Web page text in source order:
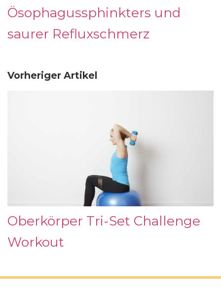
Ösophagussphinkters und
saurer Refluxschmerz
Vorheriger Artikel
Oberkörper Tri-Set Challenge
Workout